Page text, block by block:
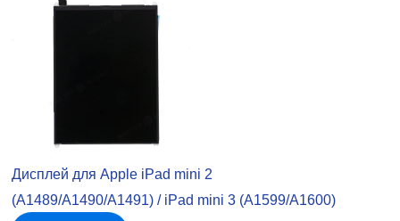
Дисплей для Apple iPad mini 2
(A1489/A1490/A1491) / iPad mini 3 (A1599/A1600)